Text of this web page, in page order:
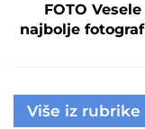
FOTO
najbolje
Više iz rubrike